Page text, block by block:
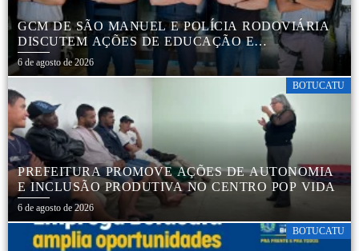
GCM DE SÃO MANUEL E POLÍCIA RODOVIÁRIA
DISCUTEM AÇÕES DE EDUCAÇÃO E
SEGURANÇA NO TRÂNSITO
6 de agosto de 2026
BOTUCATU
PREFEITURA PROMOVE AÇÕES DE AUTONOMIA
E INCLUSÃO PRODUTIVA NO CENTRO POP VIDA
6 de agosto de 2026
BOTUCATU